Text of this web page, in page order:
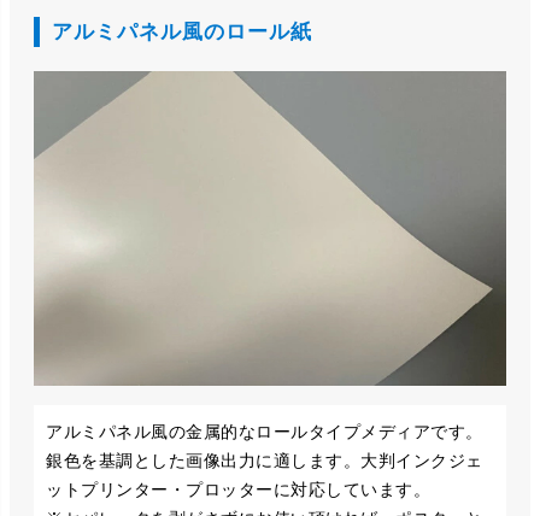
アルミパネル風のロール紙
アルミパネル風の金属的なロールタイプメディアです。
銀色を基調とした画像出力に適します。大判インクジェ
ットプリンター・プロッターに対応しています。